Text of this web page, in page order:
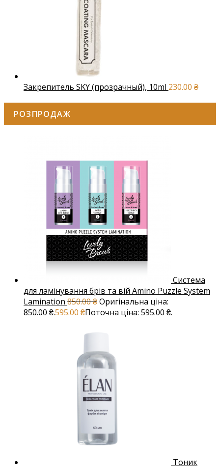
Закрепитель SKY (прозрачный), 10ml 230.00 ₴
РОЗПРОДАЖ
Система
для ламінування брів та вій Amino Puzzle System
Lamination 850.00₴Оригінальна ціна:
850.00 ₴.595.00 ₴Поточна ціна: 595.00 ₴.
Тоник